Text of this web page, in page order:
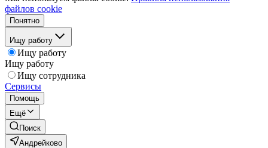
файлов cookie
Понятно
Ищу работу
Ищу работу
Ищу работу
Ищу сотрудника
Сервисы
Помощь
Ещё
Поиск
Андрейково